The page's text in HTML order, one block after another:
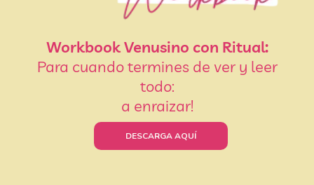
Workbook Venusino con Ritual:
Para cuando termines de ver y leer
todo:
a enraizar!
DESCARGA AQUÍ